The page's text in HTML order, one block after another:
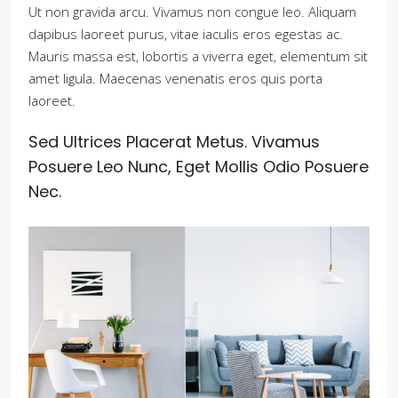
Ut non gravida arcu. Vivamus non congue leo. Aliquam
dapibus laoreet purus, vitae iaculis eros egestas ac.
Mauris massa est, lobortis a viverra eget, elementum sit
amet ligula. Maecenas venenatis eros quis porta
laoreet.
Sed Ultrices Placerat Metus. Vivamus
Posuere Leo Nunc, Eget Mollis Odio Posuere
Nec.